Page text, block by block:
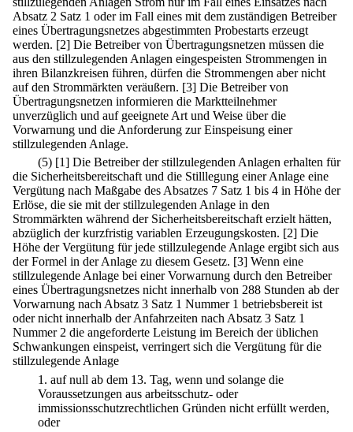
Absatz 2 Satz 1 oder im Fall eines mit dem zuständigen Betreiber
eines Übertragungsnetzes abgestimmten Probestarts erzeugt
werden. [2] Die Betreiber von Übertragungsnetzen müssen die
aus den stillzulegenden Anlagen eingespeisten Strommengen in
ihren Bilanzkreisen führen, dürfen die Strommengen aber nicht
auf den Strommärkten veräußern. [3] Die Betreiber von
Übertragungsnetzen informieren die Marktteilnehmer
unverzüglich und auf geeignete Art und Weise über die
Vorwarnung und die Anforderung zur Einspeisung einer
stillzulegenden Anlage.
(5) [1] Die Betreiber der stillzulegenden Anlagen erhalten für
die Sicherheitsbereitschaft und die Stilllegung einer Anlage eine
Vergütung nach Maßgabe des Absatzes 7 Satz 1 bis 4 in Höhe der
Erlöse, die sie mit der stillzulegenden Anlage in den
Strommärkten während der Sicherheitsbereitschaft erzielt hätten,
abzüglich der kurzfristig variablen Erzeugungskosten. [2] Die
Höhe der Vergütung für jede stillzulegende Anlage ergibt sich aus
der Formel in der Anlage zu diesem Gesetz. [3] Wenn eine
stillzulegende Anlage bei einer Vorwarnung durch den Betreiber
eines Übertragungsnetzes nicht innerhalb von 288 Stunden ab der
Vorwarnung nach Absatz 3 Satz 1 Nummer 1 betriebsbereit ist
oder nicht innerhalb der Anfahrzeiten nach Absatz 3 Satz 1
Nummer 2 die angeforderte Leistung im Bereich der üblichen
Schwankungen einspeist, verringert sich die Vergütung für die
stillzulegende Anlage
1. auf null ab dem 13. Tag, wenn und solange die
Voraussetzungen aus arbeitsschutz- oder
immissionsschutzrechtlichen Gründen nicht erfüllt werden,
oder